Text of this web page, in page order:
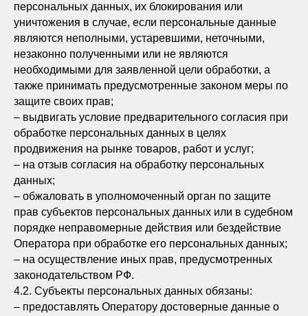
персональных данных, их блокирования или
уничтожения в случае, если персональные данные
являются неполными, устаревшими, неточными,
незаконно полученными или не являются
необходимыми для заявленной цели обработки, а
также принимать предусмотренные законом меры по
защите своих прав;
– выдвигать условие предварительного согласия при
обработке персональных данных в целях
продвижения на рынке товаров, работ и услуг;
– на отзыв согласия на обработку персональных
данных;
– обжаловать в уполномоченный орган по защите
прав субъектов персональных данных или в судебном
порядке неправомерные действия или бездействие
Оператора при обработке его персональных данных;
– на осуществление иных прав, предусмотренных
законодательством РФ.
4.2. Субъекты персональных данных обязаны:
– предоставлять Оператору достоверные данные о